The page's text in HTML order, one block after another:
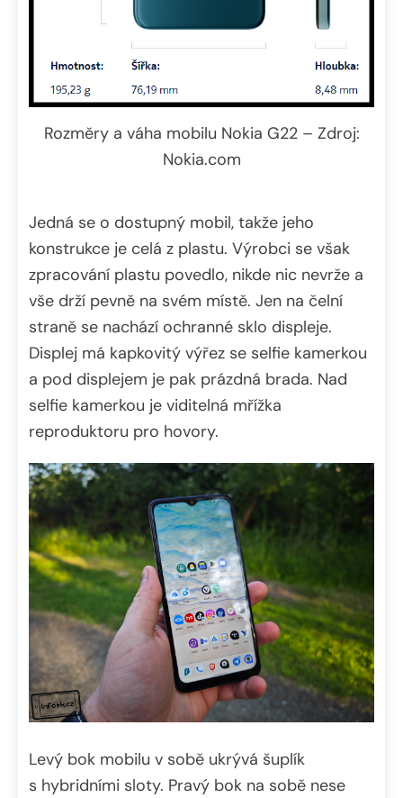
Rozměry a váha mobilu Nokia G22 – Zdroj:
Nokia.com
Jedná se o dostupný mobil, takže jeho
konstrukce je celá z plastu. Výrobci se však
zpracování plastu povedlo, nikde nic nevrže a
vše drží pevně na svém místě. Jen na čelní
straně se nachází ochranné sklo displeje.
Displej má kapkovitý výřez se selfie kamerkou
a pod displejem je pak prázdná brada. Nad
selfie kamerkou je viditelná mřížka
reproduktoru pro hovory.
Levý bok mobilu v sobě ukrývá šuplík
s hybridními sloty. Pravý bok na sobě nese